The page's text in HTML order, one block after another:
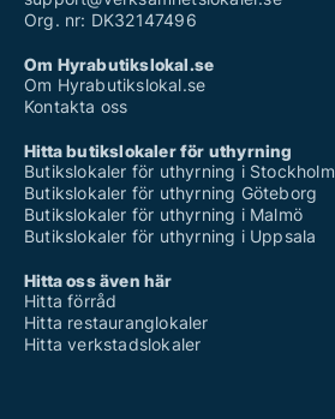
Org. nr: DK32147496
Om Hyrabutikslokal.se
Om Hyrabutikslokal.se
Kontakta oss
Hitta butikslokaler för uthyrning
Butikslokaler för uthyrning i Stockholm
Butikslokaler för uthyrning Göteborg
Butikslokaler för uthyrning i Malmö
Butikslokaler för uthyrning i Uppsala
Hitta oss även här
Hitta förråd
Hitta restauranglokaler
Hitta verkstadslokaler